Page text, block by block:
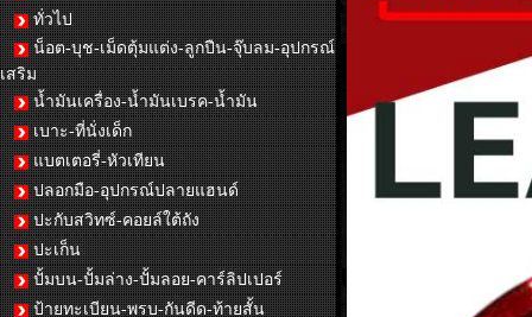
ทั่วไป
น็อต-บุช-เม็ดตุ้มแต่ง-ลูกปืน-จุ๊บลม-อุปกรณ์
เสริม
น้ำมันเครื่อง-น้ำมันเบรค-น้ำมัน
เบาะ-ที่นั่งเด็ก
แบตเตอรี่-หัวเทียน
ปลอกมือ-อุปกรณ์ปลายแฮนด์
ปะกับสวิทซ์-คอยล์ใต้ถัง
ปะเก็น
ปั้มบน-ปั้มล่าง-ปั้มลอย-คาร์ลิปเปอร์
ป้ายทะเบียน-พรบ-กันดีด-ท้ายสั้น